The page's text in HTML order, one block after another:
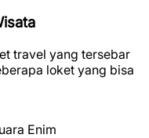
travel yang tersebar
loket yang bisa
Enim